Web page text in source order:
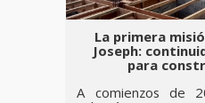
La primera
Joseph:
para
A comienzos de